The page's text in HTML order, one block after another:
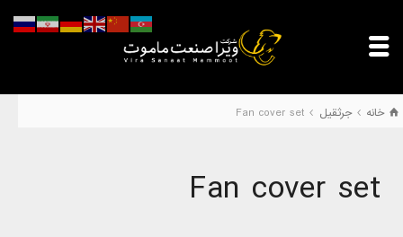
خانه جرثقیل Fan cover set
Fan cover set